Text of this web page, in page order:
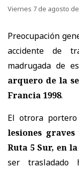
Viernes 7 de agosto
Preocupación
accidente de
madrugada de
arquero de la
Francia 1998.
El otrora
lesiones
Ruta 5 Sur, en
ser trasladado